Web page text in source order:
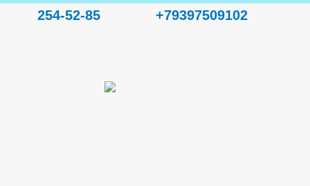
254-52-85 +79397509102